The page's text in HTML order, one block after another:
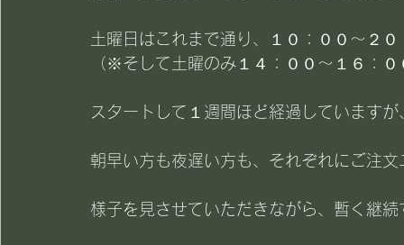
土曜日はこれまで通り、１０：００～２０
（※そして土曜のみ１４：００～１６：０
スタートして１週間ほど経過していますが
朝早い方も夜遅い方も、それぞれにご注
様子を見させていただきながら、暫く継続